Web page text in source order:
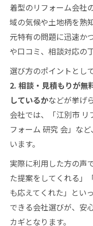
着型のリフォーム会社
域の気候や土地柄を熟
元特有の問題に迅速か
や口コミ、相談対応の
選び方のポイントとして
2. 相談・見積もりが無
しているかなどが挙げ
会社では、「江別市 リ
フォーム 研究 会」な
います。
実際に利用した方の声
た提案をしてくれる」
も応えてくれた」とい
できる会社選びが、安
カギとなります。